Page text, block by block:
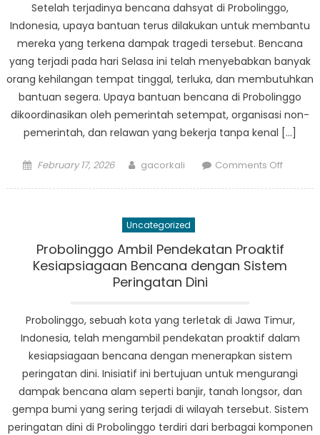
Rentan
Setelah terjadinya bencana dahsyat di Probolinggo,
Indonesia, upaya bantuan terus dilakukan untuk membantu
mereka yang terkena dampak tragedi tersebut. Bencana
yang terjadi pada hari Selasa ini telah menyebabkan banyak
orang kehilangan tempat tinggal, terluka, dan membutuhkan
bantuan segera. Upaya bantuan bencana di Probolinggo
dikoordinasikan oleh pemerintah setempat, organisasi non-
pemerintah, dan relawan yang bekerja tanpa kenal […]
Posted
February 17, 2026 Author
gacorkali Comments Offon
Uncategorized
Probolinggo Ambil Pendekatan Proaktif
Kesiapsiagaan Bencana dengan Sistem
Peringatan Dini
Probolinggo, sebuah kota yang terletak di Jawa Timur,
Indonesia, telah mengambil pendekatan proaktif dalam
kesiapsiagaan bencana dengan menerapkan sistem
peringatan dini. Inisiatif ini bertujuan untuk mengurangi
dampak bencana alam seperti banjir, tanah longsor, dan
gempa bumi yang sering terjadi di wilayah tersebut. Sistem
peringatan dini di Probolinggo terdiri dari berbagai komponen